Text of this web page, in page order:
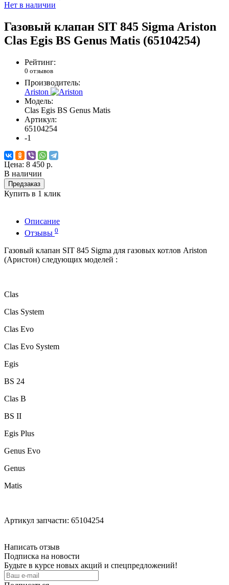
Нет в наличии
Газовый клапан SIT 845 Sigma Ariston
Clas Egis BS Genus Matis (65104254)
Рейтинг:
0 отзывов
Производитель:
Ariston
Модель:
Clas Egis BS Genus Matis
Артикул:
65104254
-1
Цена: 8 450 р.
В наличии
Предзаказ
Купить в 1 клик
Описание
Отзывы 0
Газовый клапан SIT 845 Sigma для газовых котлов Ariston
(Аристон) следующих моделей :
Clas
Clas System
Clas Evo
Clas Evo System
Egis
BS 24
Clas B
BS II
Egis Plus
Genus Evo
Genus
Matis
Артикул запчасти: 65104254
Написать отзыв
Подписка на новости
Будьте в курсе новых акций и спецпредложений!